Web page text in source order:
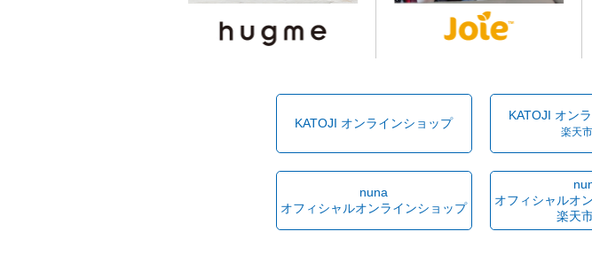
KATOJI オンラインショップ
KATOJI オン
楽天
nuna
オフィシャルオンラインショップ
オフィシャルオ
楽天